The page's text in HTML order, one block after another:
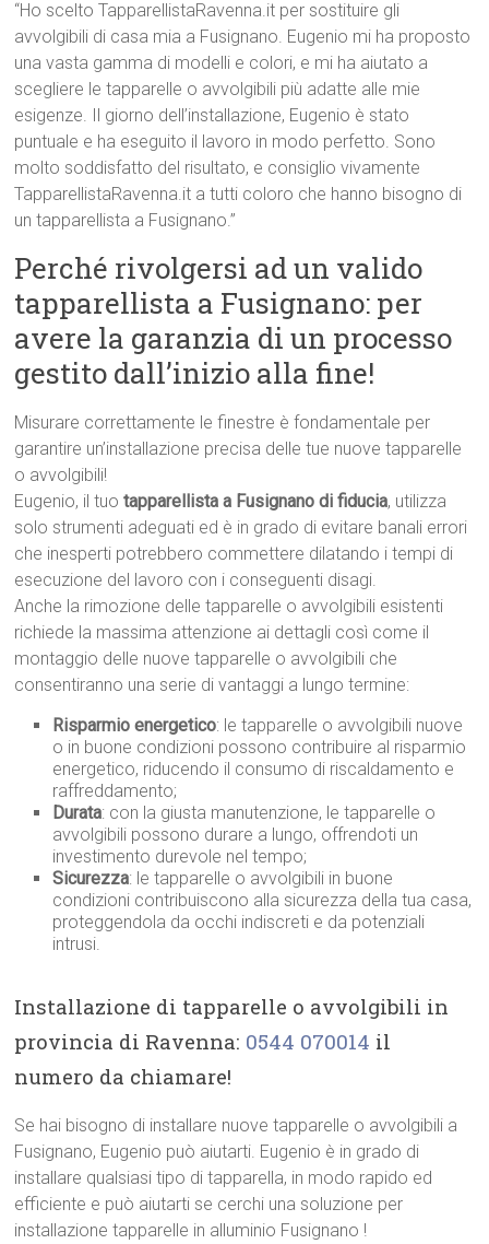
“Ho scelto TapparellistaRavenna.it per sostituire gli
avvolgibili di casa mia a Fusignano. Eugenio mi ha proposto
una vasta gamma di modelli e colori, e mi ha aiutato a
scegliere le tapparelle o avvolgibili più adatte alle mie
esigenze. Il giorno dell’installazione, Eugenio è stato
puntuale e ha eseguito il lavoro in modo perfetto. Sono
molto soddisfatto del risultato, e consiglio vivamente
TapparellistaRavenna.it a tutti coloro che hanno bisogno di
un tapparellista a Fusignano.”
Perché rivolgersi ad un valido
tapparellista a Fusignano: per
avere la garanzia di un processo
gestito dall’inizio alla fine!
Misurare correttamente le finestre è fondamentale per
garantire un’installazione precisa delle tue nuove tapparelle
o avvolgibili!
Eugenio, il tuotapparellista a Fusignano di fiducia, utilizza
solo strumenti adeguati ed è in grado di evitare banali errori
che inesperti potrebbero commettere dilatando i tempi di
esecuzione del lavoro con i conseguenti disagi.
Anche la rimozione delle tapparelle o avvolgibili esistenti
richiede la massima attenzione ai dettagli così come il
montaggio delle nuove tapparelle o avvolgibili che
consentiranno una serie di vantaggi a lungo termine:
Risparmio energetico: le tapparelle o avvolgibili nuove
o in buone condizioni possono contribuire al risparmio
energetico, riducendo il consumo di riscaldamento e
raffreddamento;
Durata: con la giusta manutenzione, le tapparelle o
avvolgibili possono durare a lungo, offrendoti un
investimento durevole nel tempo;
Sicurezza: le tapparelle o avvolgibili in buone
condizioni contribuiscono alla sicurezza della tua casa,
proteggendola da occhi indiscreti e da potenziali
intrusi.
Installazione di tapparelle o avvolgibili in
provincia di Ravenna: 0544 070014 il
numero da chiamare!
Se hai bisogno di installare nuove tapparelle o avvolgibili a
Fusignano, Eugenio può aiutarti. Eugenio è in grado di
installare qualsiasi tipo di tapparella, in modo rapido ed
efficiente e può aiutarti se cerchi una soluzione per
installazione tapparelle in alluminio Fusignano !